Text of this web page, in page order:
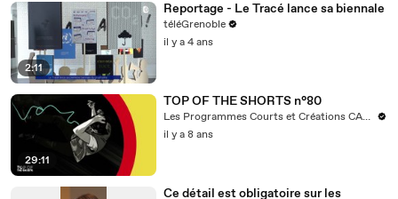
2:11
Reportage - Le Tracé lance sa biennale
téléGrenoble
il y a 4 ans
29:11
TOP OF THE SHORTS n°80
Les Programmes Courts et Créations CANAL+
il y a 8 ans
Ce détail est obligatoire sur les